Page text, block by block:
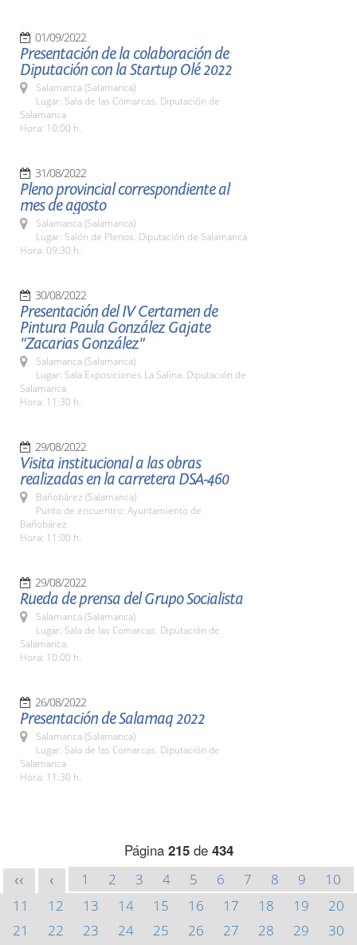
01/09/2022
Presentación de la colaboración de
Diputación con la Startup Olé 2022
Salamanca (Salamanca)
Lugar: Sala de las Comarcas. Diputación de
Salamanca
Hora: 10:00 h.
31/08/2022
Pleno provincial correspondiente al
mes de agosto
Salamanca (Salamanca)
Lugar: Salón de Plenos. Diputación de Salamanca
Hora: 09:30 h.
30/08/2022
Presentación del IV Certamen de
Pintura Paula González Gajate
"Zacarias González"
Salamanca (Salamanca)
Lugar: Sala Exposiciones La Salina. Diputación de
Salamanca
Hora: 11:30 h.
29/08/2022
Visita institucional a las obras
realizadas en la carretera DSA-460
Bañobárez (Salamanca)
Punto de encuentro: Ayuntamiento de
Bañobárez.
Hora: 11:00 h.
29/08/2022
Rueda de prensa del Grupo Socialista
Salamanca (Salamanca)
Lugar: Sala de las Comarcas. Diputación de
Salamanca.
Hora: 10:00 h.
26/08/2022
Presentación de Salamaq 2022
Salamanca (Salamanca)
Lugar: Sala de las Comarcas. Diputación de
Salamanca
Hora: 11:30 h.
Página 215de 434
<< < 1 2 3 4 5 6 7 8 9
10
11
12 13 14 15 16 17 18 19
20
21
22 23 24 25 26 27 28 29
30